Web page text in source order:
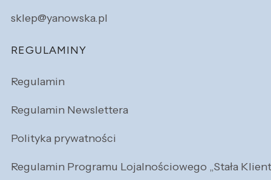
sklep@yanowska.pl
REGULAMINY
Regulamin
Regulamin Newslettera
Polityka prywatności
Regulamin Programu Lojalnościowego „Stała